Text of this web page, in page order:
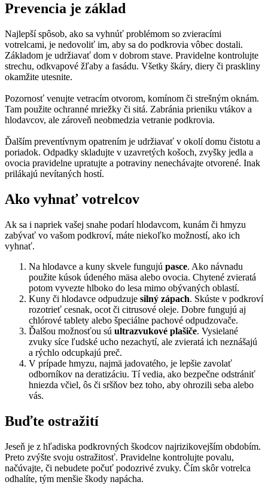
Prevencia je základ
Najlepší spôsob, ako sa vyhnúť problémom so zvieracími
votrelcami, je nedovoliť im, aby sa do podkrovia vôbec dostali.
Základom je udržiavať dom v dobrom stave. Pravidelne kontrolujte
strechu, odkvapové žľaby a fasádu. Všetky škáry, diery či praskliny
okamžite utesnite.
Pozornosť venujte vetracím otvorom, komínom či strešným oknám.
Tam použite ochranné mriežky či sitá. Zabránia prieniku vtákov a
hlodavcov, ale zároveň neobmedzia vetranie podkrovia.
Ďalším preventívnym opatrením je udržiavať v okolí domu čistotu a
poriadok. Odpadky skladujte v uzavretých košoch, zvyšky jedla a
ovocia pravidelne upratujte a potraviny nenechávajte otvorené. Inak
prilákajú nevítaných hostí.
Ako vyhnať votrelcov
Ak sa i napriek vašej snahe podarí hlodavcom, kunám či hmyzu
zabývať vo vašom podkroví, máte niekoľko možností, ako ich
vyhnať.
Na hlodavce a kuny skvele fungujú pasce. Ako návnadu
použite kúsok údeného mäsa alebo ovocia. Chytené zvieratá
potom vyvezte hlboko do lesa mimo obývaných oblastí.
Kuny či hlodavce odpudzuje silný zápach. Skúste v podkroví
rozotrieť cesnak, ocot či citrusové oleje. Dobre fungujú aj
chlórové tablety alebo špeciálne pachové odpudzovače.
Ďalšou možnosťou sú ultrazvukové plašiče. Vysielané
zvuky síce ľudské ucho nezachytí, ale zvieratá ich neznášajú
a rýchlo odcupkajú preč.
V prípade hmyzu, najmä jadovatého, je lepšie zavolať
odborníkov na deratizáciu. Tí vedia, ako bezpečne odstrániť
hniezda včiel, ôs či sršňov bez toho, aby ohrozili seba alebo
vás.
Buďte ostražití
Jeseň je z hľadiska podkrovných škodcov najrizikovejším obdobím.
Preto zvýšte svoju ostražitosť. Pravidelne kontrolujte povalu,
načúvajte, či nebudete počuť podozrivé zvuky. Čím skôr votrelca
odhalíte, tým menšie škody napácha.